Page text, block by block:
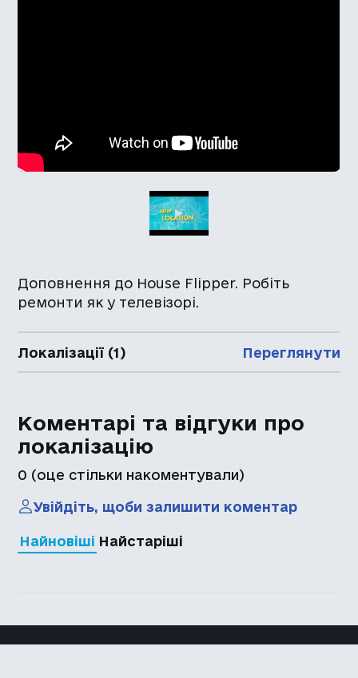
Доповнення до House Flipper. Робіть
ремонти як у телевізорі.
Локалізації (1) Переглянути
Коментарі та відгуки про
локалізацію
0 (оце стільки накоментували)
Увійдіть, щоби залишити коментар
Найновіші Найстаріші